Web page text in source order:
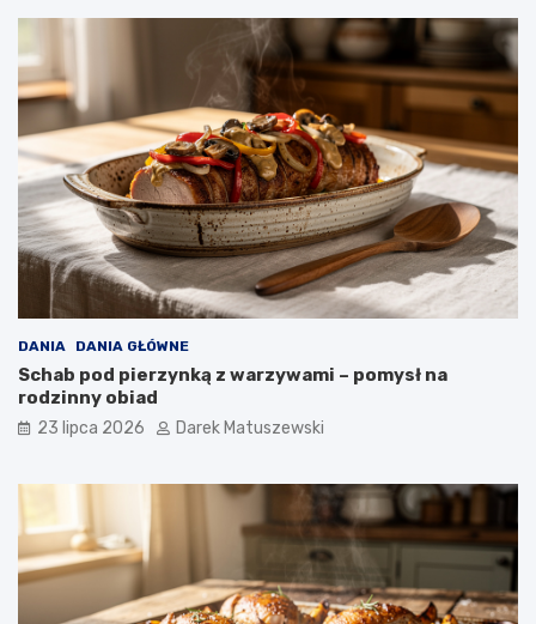
DANIA DANIA GŁÓWNE
Schab pod pierzynką z warzywami – pomysł na
rodzinny obiad
23 lipca 2026 Darek Matuszewski